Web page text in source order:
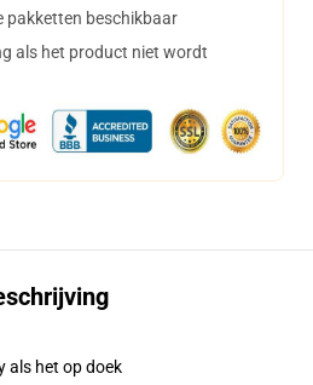
pakketten beschikbaar
als het product niet wordt
als het op doek